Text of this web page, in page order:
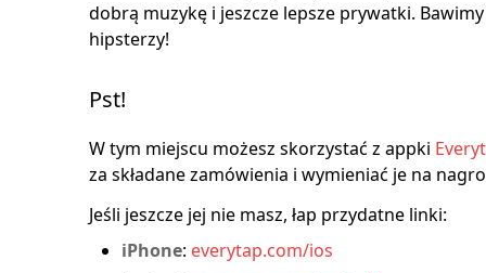
dobrą muzykę i jeszcze lepsze prywatki.
hipsterzy!
Pst!
W tym miejscu możesz skorzystać z appki
za składane zamówienia i wymieniać je na
Jeśli jeszcze jej nie masz, łap przydatne linki:
iPhone: everytap.com/ios